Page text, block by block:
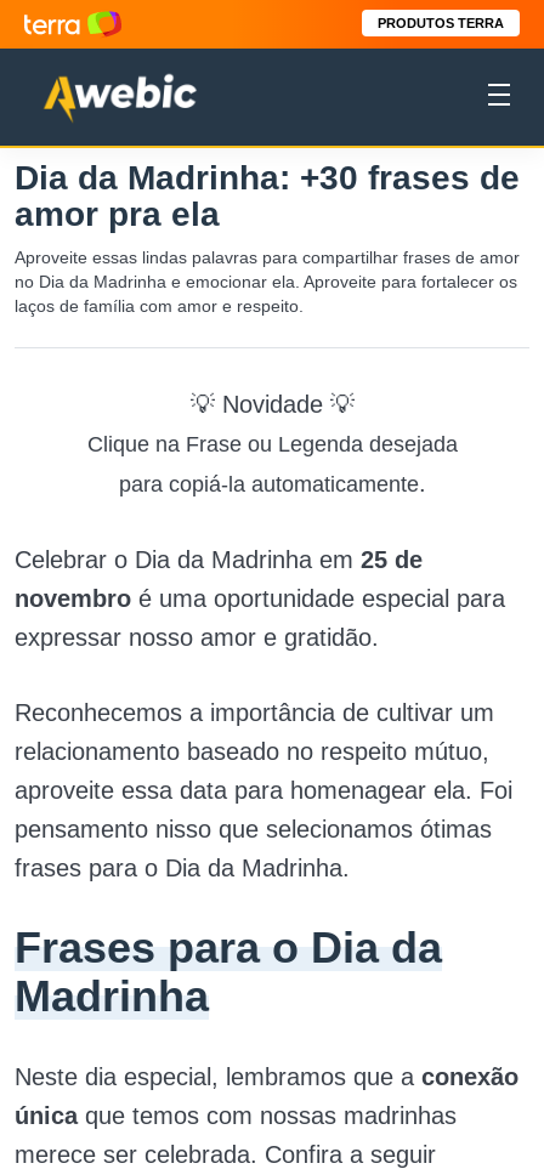
PRODUTOS TERRA
Dia da Madrinha: +30 frases de
amor pra ela
Aproveite essas lindas palavras para compartilhar frases de amor
no Dia da Madrinha e emocionar ela. Aproveite para fortalecer os
laços de família com amor e respeito.
💡 Novidade 💡
Clique na Frase ou Legenda desejada
para copiá-la automaticamente.
Celebrar o Dia da Madrinha em 25 de
novembro é uma oportunidade especial para
expressar nosso amor e gratidão.
Reconhecemos a importância de cultivar um
relacionamento baseado no respeito mútuo,
aproveite essa data para homenagear ela. Foi
pensamento nisso que selecionamos ótimas
frases para o Dia da Madrinha.
Frases para o Dia da
Madrinha
Neste dia especial, lembramos que a conexão
únicaque temos com nossas madrinhas
merece ser celebrada. Confira a seguir